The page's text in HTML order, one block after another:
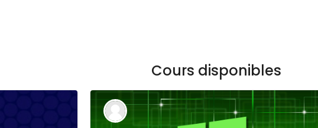
Cours disponibles